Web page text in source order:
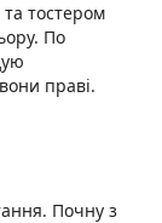
тостером
По
праві.
Почну з